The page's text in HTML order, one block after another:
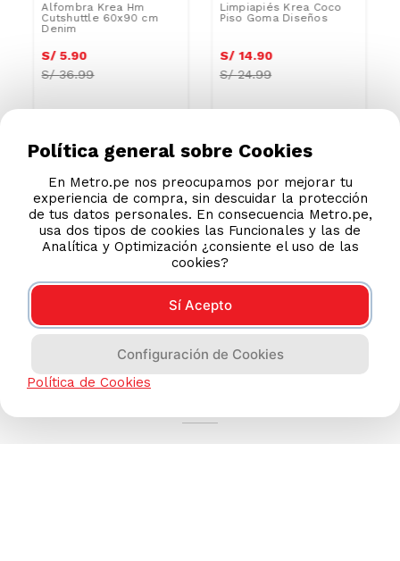
Alfombra Krea Hm
Cutshuttle 60x90 cm
Denim
S/ 5.90
S/36.99
Limpiapiés Krea Coco
Piso Goma Diseños
S/ 14.90
S/24.99
Política general sobre Cookies
En Metro.pe nos preocupamos por mejorar tu
experiencia de compra, sin descuidar la protección
de tus datos personales. En consecuencia Metro.pe,
usa dos tipos de cookies las Funcionales y las de
Analítica y Optimización ¿consiente el uso de las
cookies?
Sí Acepto
Configuración de Cookies
Política de Cookies